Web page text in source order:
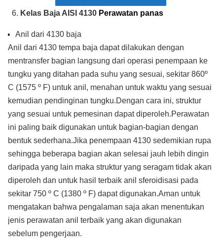
Kelas Baja AISI 4130 Perawatan panas
Anil dari 4130 baja
Anil dari 4130 tempa baja dapat dilakukan dengan
mentransfer bagian langsung dari operasi penempaan ke
tungku yang ditahan pada suhu yang sesuai, sekitar 860º
C (1575 º F) untuk anil, menahan untuk waktu yang sesuai
kemudian pendinginan tungku.Dengan cara ini, struktur
yang sesuai untuk pemesinan dapat diperoleh.Perawatan
ini paling baik digunakan untuk bagian-bagian dengan
bentuk sederhana.Jika penempaan 4130 sedemikian rupa
sehingga beberapa bagian akan selesai jauh lebih dingin
daripada yang lain maka struktur yang seragam tidak akan
diperoleh dan untuk hasil terbaik anil sferoidisasi pada
sekitar 750 º C (1380 º F) dapat digunakan.Aman untuk
mengatakan bahwa pengalaman saja akan menentukan
jenis perawatan anil terbaik yang akan digunakan
sebelum pengerjaan.